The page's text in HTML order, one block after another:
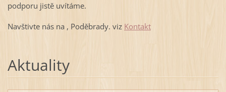
podporu jistě uvítáme.
Navštivte nás na , Poděbrady. viz Kontakt
Aktuality